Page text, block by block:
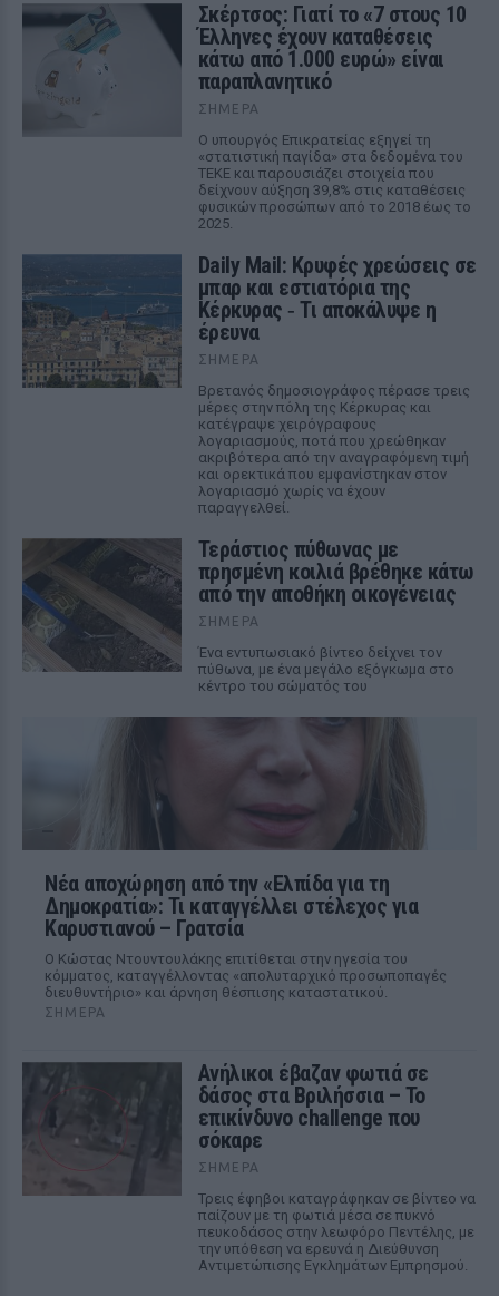
Σκέρτσος: Γιατί το «7 στους 10
Έλληνες έχουν καταθέσεις
κάτω από 1.000 ευρώ» είναι
παραπλανητικό
ΣΉΜΕΡΑ
Ο υπουργός Επικρατείας εξηγεί τη
«στατιστική παγίδα» στα δεδομένα του
ΤΕΚΕ και παρουσιάζει στοιχεία που
δείχνουν αύξηση 39,8% στις καταθέσεις
φυσικών προσώπων από το 2018 έως το
2025.
Daily Mail: Κρυφές χρεώσεις σε
μπαρ και εστιατόρια της
Κέρκυρας ‑ Τι αποκάλυψε η
έρευνα
ΣΉΜΕΡΑ
Βρετανός δημοσιογράφος πέρασε τρεις
μέρες στην πόλη της Κέρκυρας και
κατέγραψε χειρόγραφους
λογαριασμούς, ποτά που χρεώθηκαν
ακριβότερα από την αναγραφόμενη τιμή
και ορεκτικά που εμφανίστηκαν στον
λογαριασμό χωρίς να έχουν
παραγγελθεί.
Τεράστιος πύθωνας με
πρησμένη κοιλιά βρέθηκε κάτω
από την αποθήκη οικογένειας
ΣΉΜΕΡΑ
Ένα εντυπωσιακό βίντεο δείχνει τον
πύθωνα, με ένα μεγάλο εξόγκωμα στο
κέντρο του σώματός του
Νέα αποχώρηση από την «Ελπίδα για τη
Δημοκρατία»: Τι καταγγέλλει στέλεχος για
Καρυστιανού – Γρατσία
Ο Κώστας Ντουντουλάκης επιτίθεται στην ηγεσία του
κόμματος, καταγγέλλοντας «απολυταρχικό προσωποπαγές
διευθυντήριο» και άρνηση θέσπισης καταστατικού.
ΣΉΜΕΡΑ
Ανήλικοι έβαζαν φωτιά σε
δάσος στα Βριλήσσια – Το
επικίνδυνο challenge που
σόκαρε
ΣΉΜΕΡΑ
Τρεις έφηβοι καταγράφηκαν σε βίντεο να
παίζουν με τη φωτιά μέσα σε πυκνό
πευκοδάσος στην λεωφόρο Πεντέλης, με
την υπόθεση να ερευνά η Διεύθυνση
Αντιμετώπισης Εγκλημάτων Εμπρησμού.